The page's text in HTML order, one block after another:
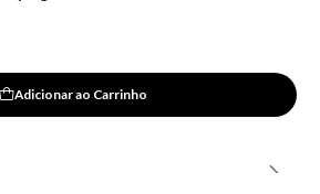
Adicionar ao Carrinho